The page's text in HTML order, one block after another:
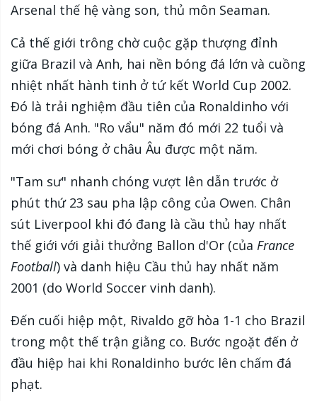
Arsenal thế hệ vàng son, thủ môn Seaman.
Cả thế giới trông chờ cuộc gặp thượng đỉnh
giữa Brazil và Anh, hai nền bóng đá lớn và cuồng
nhiệt nhất hành tinh ở tứ kết World Cup 2002.
Đó là trải nghiệm đầu tiên của Ronaldinho với
bóng đá Anh. "Ro vẩu" năm đó mới 22 tuổi và
mới chơi bóng ở châu Âu được một năm.
"Tam sư" nhanh chóng vượt lên dẫn trước ở
phút thứ 23 sau pha lập công của Owen. Chân
sút Liverpool khi đó đang là cầu thủ hay nhất
thế giới với giải thưởng Ballon d'Or (của France
Football) và danh hiệu Cầu thủ hay nhất năm
2001 (do World Soccer vinh danh).
Đến cuối hiệp một, Rivaldo gỡ hòa 1-1 cho Brazil
trong một thế trận giằng co. Bước ngoặt đến ở
đầu hiệp hai khi Ronaldinho bước lên chấm đá
phạt.